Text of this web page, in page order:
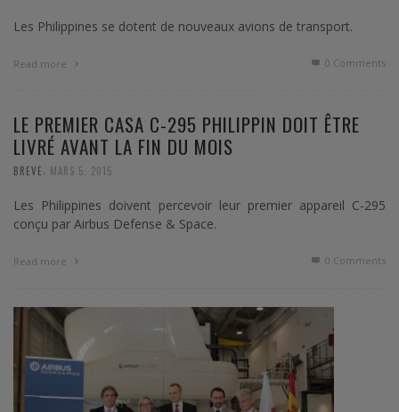
Les Philippines se dotent de nouveaux avions de transport.
Read more 0 Comments
LE PREMIER CASA C-295 PHILIPPIN DOIT ÊTRE
LIVRÉ AVANT LA FIN DU MOIS
BREVE MARS 5, 2015
Les Philippines doivent percevoir leur premier appareil C-295
conçu par Airbus Defense & Space.
Read more 0 Comments